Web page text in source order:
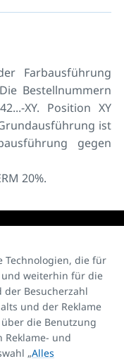
Farbausführung
Bestellnummern
XY. Position XY
ist
gegen
20%.
Technologien, die für
und weiterhin für die
der Besucherzahl
und der Reklame
die Benutzung
und
„Alles